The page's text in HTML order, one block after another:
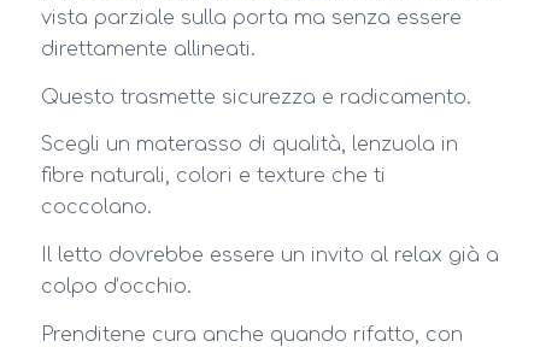
vista parziale sulla porta ma senza essere
direttamente allineati.
Questo trasmette sicurezza e radicamento.
Scegli un materasso di qualità, lenzuola in
fibre naturali, colori e texture che ti
coccolano.
Il letto dovrebbe essere un invito al relax già a
colpo d’occhio.
Prenditene cura anche quando rifatto, con